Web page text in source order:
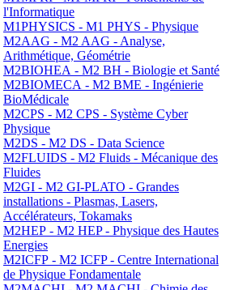
l'Informatique
M1PHYSICS - M1 PHYS - Physique
M2AAG - M2 AAG - Analyse,
Arithmétique, Géométrie
M2BIOHEA - M2 BH - Biologie et Santé
M2BIOMECA - M2 BME - Ingénierie
BioMédicale
M2CPS - M2 CPS - Système Cyber
Physique
M2DS - M2 DS - Data Science
M2FLUIDS - M2 Fluids - Mécanique des
Fluides
M2GI - M2 GI-PLATO - Grandes
installations - Plasmas, Lasers,
Accélérateurs, Tokamaks
M2HEP - M2 HEP - Physique des Hautes
Energies
M2ICFP - M2 ICFP - Centre International
de Physique Fondamentale